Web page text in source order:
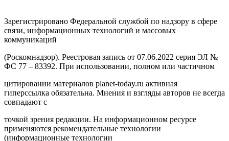
Зарегистрировано Федеральной службой по надзору в сфере
связи, информационных технологий и массовых
коммуникаций
(Роскомнадзор). Реестровая запись от 07.06.2022 серия ЭЛ №
ФС 77 – 83392. При использовании, полном или частичном
цитировании материалов planet-today.ru активная
гиперссылка обязательна. Мнения и взгляды авторов не всегда
совпадают с
точкой зрения редакции. На информационном ресурсе
применяются рекомендательные технологии
(информационные технологии